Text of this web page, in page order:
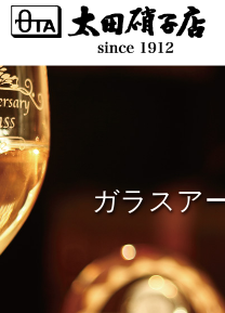
このページの本文へ
ガラスア